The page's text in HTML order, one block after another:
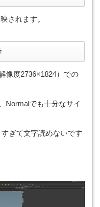
されます。
像度2736×1824）での
Normalでも十分なサイ
ぎて文字読めないです